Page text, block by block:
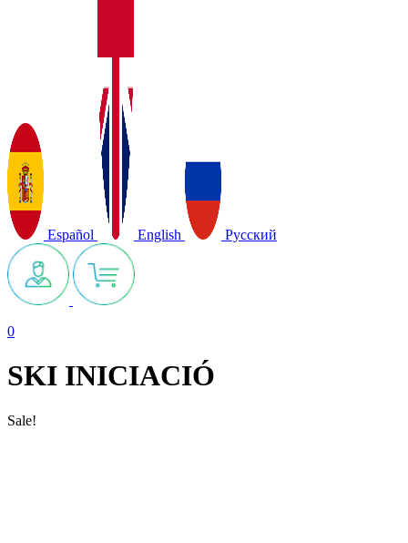
Español English Русский
0
SKI INICIACIÓ
Sale!